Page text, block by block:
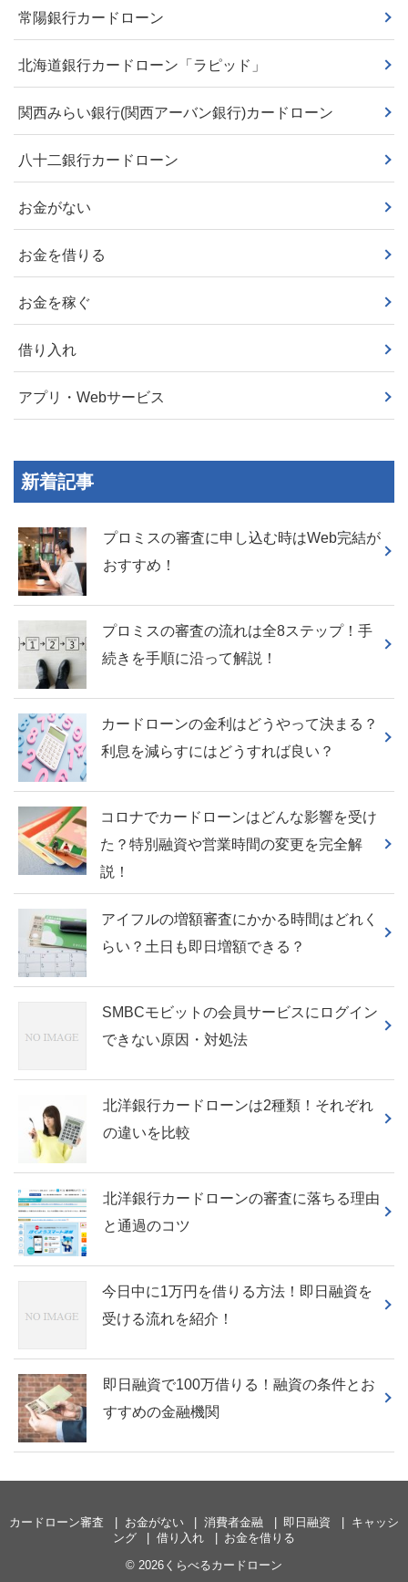
常陽銀行カードローン
北海道銀行カードローン「ラピッド」
関西みらい銀行(関西アーバン銀行)カードローン
八十二銀行カードローン
お金がない
お金を借りる
お金を稼ぐ
借り入れ
アプリ・Webサービス
新着記事
プロミスの審査に申し込む時はWeb完結が
おすすめ！
プロミスの審査の流れは全8ステップ！手
続きを手順に沿って解説！
カードローンの金利はどうやって決まる？
利息を減らすにはどうすれば良い？
コロナでカードローンはどんな影響を受け
た？特別融資や営業時間の変更を完全解
説！
アイフルの増額審査にかかる時間はどれく
らい？土日も即日増額できる？
SMBCモビットの会員サービスにログイン
できない原因・対処法
北洋銀行カードローンは2種類！それぞれ
の違いを比較
北洋銀行カードローンの審査に落ちる理由
と通過のコツ
今日中に1万円を借りる方法！即日融資を
受ける流れを紹介！
即日融資で100万借りる！融資の条件とお
すすめの金融機関
カードローン審査 お金がない 消費者金融 即日融資
キャッシ
ング
借り入れ
お金を借りる
© 2026くらべるカードローン